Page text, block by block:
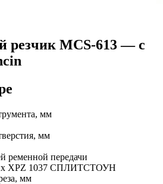
резчик MCS-613 — c
мм
мм
ременной передачи
XPZ 1037 СПЛИТСТОУН
мм